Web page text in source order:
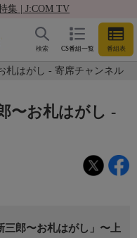
集 | J:COM TV
CS番組一覧 番組表
検索
札はがし - 寄席チャンネル
〜お札はがし -
郎〜お札はがし」〜上